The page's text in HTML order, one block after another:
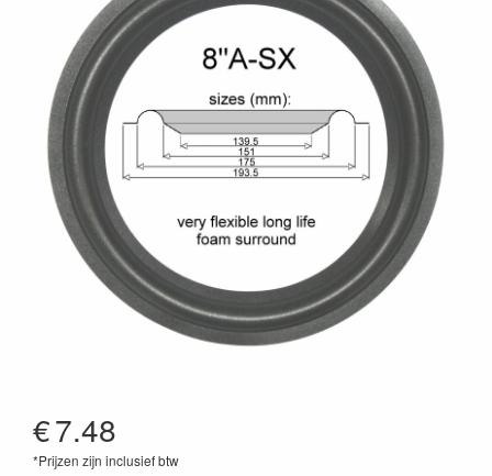
€7.48
*Prijzen zijn inclusief btw